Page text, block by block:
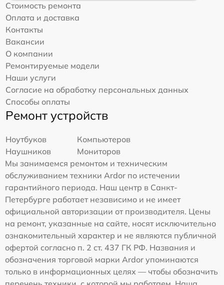
Стоимость ремонта
Оплата и доставка
Контакты
Вакансии
О компании
Ремонтируемые модели
Наши услуги
Согласие на обработку персональных данных
Способы оплаты
Ремонт устройств
Ноутбуков
Компьютеров
Наушников
Мониторов
Мы занимаемся ремонтом и техническим
обслуживанием техники Ardor по истечении
гарантийного периода. Наш центр в Санкт-
Петербурге работает независимо и не имеет
официальной авторизации от производителя. Цены
на ремонт, указанные на сайте, носят исключительно
ознакомительный характер и не являются публичной
офертой согласно п. 2 ст. 437 ГК РФ. Названия и
обозначения торговой марки Ardor упоминаются
только в информационных целях — чтобы обозначить